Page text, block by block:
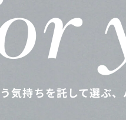
気持ちを託して選ぶ、